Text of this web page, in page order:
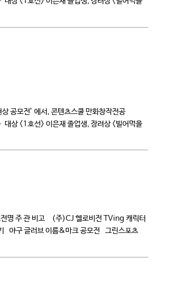
공모전’ 에서, 콘텐츠스쿨 만화창작전공
상 <1호선> 이은재 졸업생, 장려상 <빌어먹을
전명 주 관 비고 (주)CJ 헬로비전 TVing 캐릭터
야구 글러브 이름&마크 공모전 그린스포츠